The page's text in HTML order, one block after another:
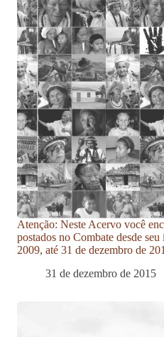
Atenção: Neste Acervo você
postados no Combate desde
2009, até 31 de dezembro de
31 de dezembro de 2015